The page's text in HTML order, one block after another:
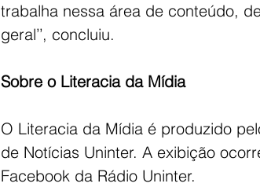
trabalha nessa área de conteúdo,
geral’’, concluiu.
Sobre o Literacia da Mídia
O Literacia da Mídia é produzido
de Notícias Uninter. A exibição
Facebook da Rádio Uninter.